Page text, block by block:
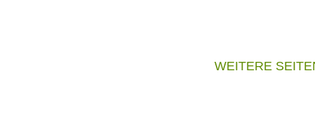
WEITERE